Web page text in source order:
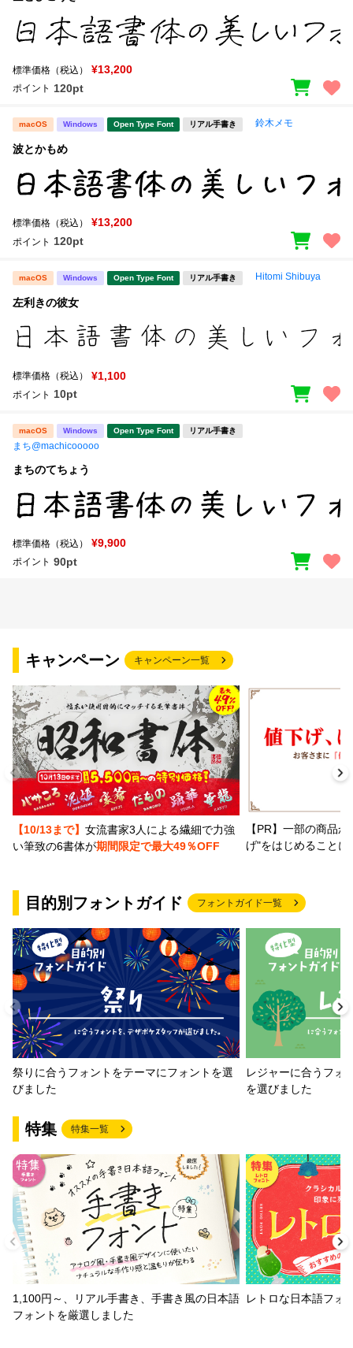
標準価格（税込） ¥13,200
ポイント 120pt
macOS Windows Open Type Font リアル手書き 鈴木メモ
波とかもめ
標準価格（税込） ¥13,200
ポイント 120pt
macOS Windows Open Type Font リアル手書き Hitomi Shibuya
左利きの彼女
標準価格（税込） ¥1,100
ポイント 10pt
macOS Windows Open Type Font リアル手書き
まち@machicooooo
まちのてちょう
標準価格（税込） ¥9,900
ポイント 90pt
キャンペーン キャンペーン一覧
【10/13まで】 女流書家3人による繊細で力強
い筆致の6書体が期間限定で最大49％OFF
【PR】一部の商品
げ"をはじめること
目的別フォントガイド フォントガイド一覧
祭りに合うフォントをテーマにフォントを選
びました
レジャーに合うフォ
を選びました
特集 特集一覧
1,100円～、リアル手書き、手書き風の日本語
フォントを厳選しました
レトロな日本語フォ